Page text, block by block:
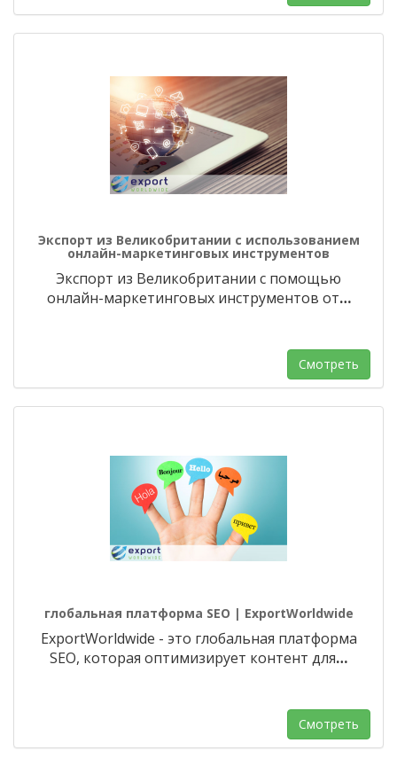
Экспорт из Великобритании с использованием
онлайн-маркетинговых инструментов
Экспорт из Великобритании с помощью
онлайн-маркетинговых инструментов от…
Смотреть
глобальная платформа SEO | ExportWorldwide
ExportWorldwide - это глобальная платформа
SEO, которая оптимизирует контент для…
Смотреть